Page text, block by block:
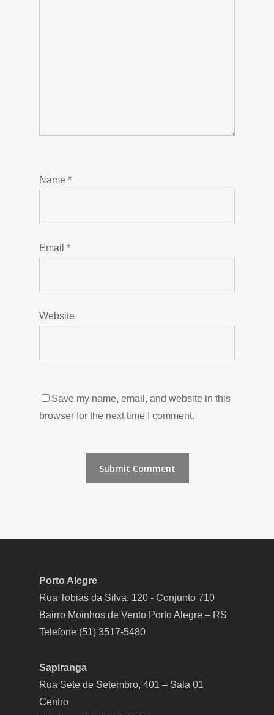
Name *
Email *
Website
Save my name, email, and website in this
browser for the next time I comment.
Porto Alegre
Rua Tobias da Silva, 120 - Conjunto 710
Bairro Moinhos de Vento Porto Alegre – RS
Telefone (51) 3517-5480
Sapiranga
Rua Sete de Setembro, 401 – Sala 01
Centro